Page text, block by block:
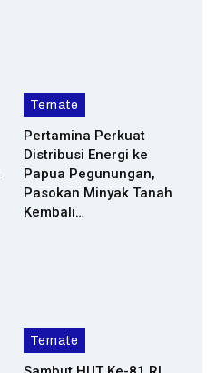
Ternate
Pertamina Perkuat
Distribusi Energi ke
Papua Pegunungan,
Pasokan Minyak Tanah
Kembali…
Ternate